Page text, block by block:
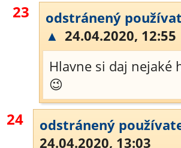
23
odstránený
▲ 24.04.2020, 12:55
Hlavne si daj nejaké
😉
24
odstránený
24.04.2020, 13:03